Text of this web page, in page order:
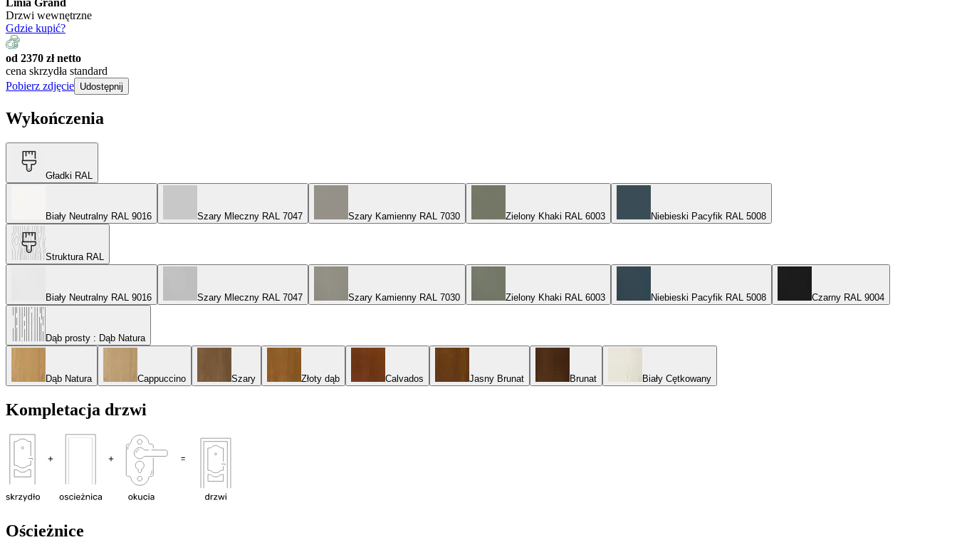
Linia Grand
Drzwi wewnętrzne
Gdzie kupić?
od 2370 zł netto
cena skrzydła standard
Pobierz zdjęcie Udostępnij
Wykończenia
Gładki RAL
Biały Neutralny RAL 9016 Szary Mleczny RAL 7047 Szary Kamienny RAL 7030 Zielony Khaki RAL 6003 Niebieski Pacyfik RAL 5008
Struktura RAL
Biały Neutralny RAL 9016 Szary Mleczny RAL 7047 Szary Kamienny RAL 7030 Zielony Khaki RAL 6003 Niebieski Pacyfik RAL 5008 Czarny RAL 9004
Dąb prosty : Dąb Natura
Dąb Natura Cappuccino Szary Złoty dąb Calvados Jasny Brunat Brunat Biały Cętkowany
Kompletacja drzwi
Ościeżnice